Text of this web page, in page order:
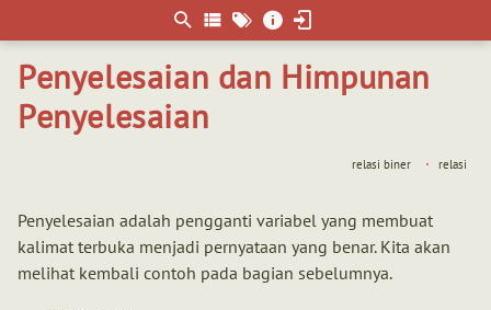
Penyelesaian dan Himpunan
Penyelesaian
relasi biner relasi
Penyelesaian adalah pengganti variabel yang membuat
kalimat terbuka menjadi pernyataan yang benar. Kita akan
melihat kembali contoh pada bagian sebelumnya.
matematis